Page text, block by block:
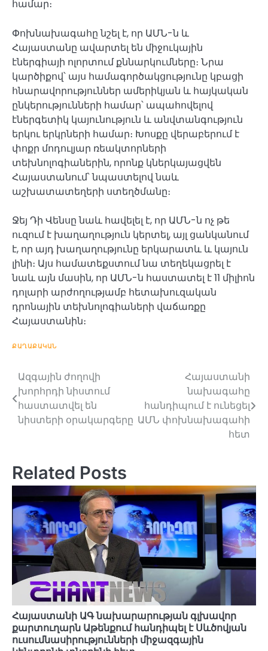
համար։
Փոխնախագահը նշել է, որ ԱՄՆ-ն և
Հայաստանը ավարտել են միջուկային
էներգիայի ոլորտում քննարկումները։ Նրա
կարծիքով՝ այս համագործակցությունը կբացի
հնարավորություններ ամերիկյան և հայկական
ընկերությունների համար՝ ապահովելով
էներգետիկ կայունություն և անվտանգություն
երկու երկրների համար։ Խոսքը վերաբերում է
փոքր մոդուլյար ռեակտորների
տեխնոլոգիաներին, որոնք կներկայացվեն
Հայաստանում՝ նպաստելով նաև
աշխատատեղերի ստեղծմանը։
Ջեյ Դի Վենսը նաև հավելել է, որ ԱՄՆ-ն ոչ թե
ուզում է խաղաղություն կերտել, այլ ցանկանում
է, որ այդ խաղաղությունը երկարատև և կայուն
լինի։ Այս համատեքստում նա տեղեկացրել է
նաև այն մասին, որ ԱՄՆ-ն հաստատել է 11 միլիոն
դոլարի արժողությամբ հետախուզական
դրոնային տեխնոլոգիաների վաճառքը
Հայաստանին։
ՔԱՂԱՔԱԿԱՆ
Post
navigation
Ազգային ժողովի
խորհրդի նիստում
հաստատվել են
նիստերի օրակարգերը
Հայաստանի
նախագահը
հանդիպում է ունեցել
ԱՄՆ փոխնախագահի
հետ
Related Posts
Հայաստանի ԱԳ նախարարության գլխավոր
քարտուղարն Աթենքում հանդիպել է Սևծովյան
ուսումնասիրությունների միջազգային